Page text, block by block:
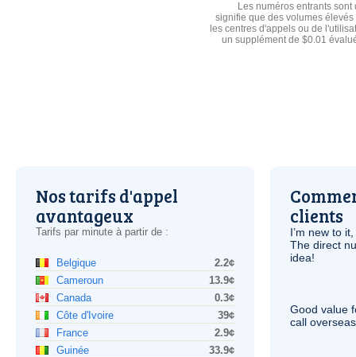
Les numéros entrants
signifie que des volumes
les centres d'appels ou de
un supplément de $0.01
Nos tarifs d'appel
avantageux
Tarifs par minute à partir de :
Belgique
2.2¢
Cameroun
13.9¢
Canada
0.3¢
Côte d'Ivoire
39¢
France
2.9¢
Guinée
33.9¢
clients
I’m new to
The direct
idea!
Good value
call